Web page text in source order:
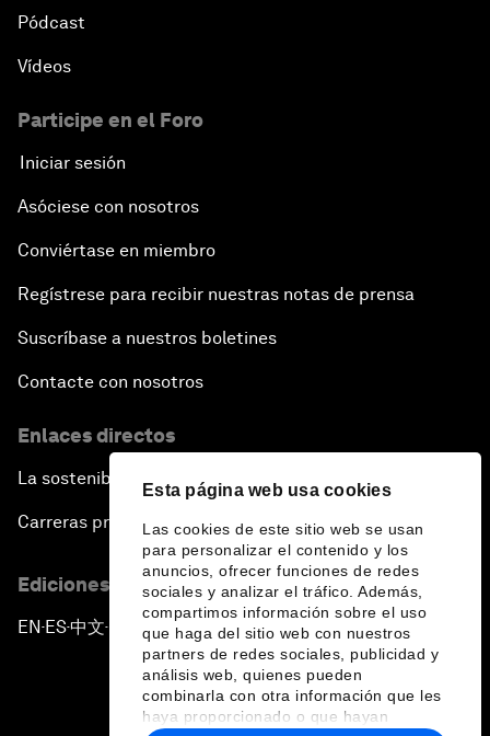
Esta página web usa cookies
Las cookies de este sitio web se usan
para personalizar el contenido y los
anuncios, ofrecer funciones de redes
sociales y analizar el tráfico. Además,
compartimos información sobre el uso
que haga del sitio web con nuestros
partners de redes sociales, publicidad y
análisis web, quienes pueden
combinarla con otra información que les
haya proporcionado o que hayan
Pódcast
Vídeos
Participe en el Foro
Iniciar sesión
Asóciese con nosotros
Conviértase en miembro
Regístrese para recibir nuestras notas de prensa
Suscríbase a nuestros boletines
Contacte con nosotros
Enlaces directos
La sostenibilidad en el Foro
Carreras profesionales
Ediciones en otros idiomas
EN ▪ ES▪中文▪ 日本語